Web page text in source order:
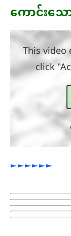
This video
click
ကောင်းသေ
►►►►►►